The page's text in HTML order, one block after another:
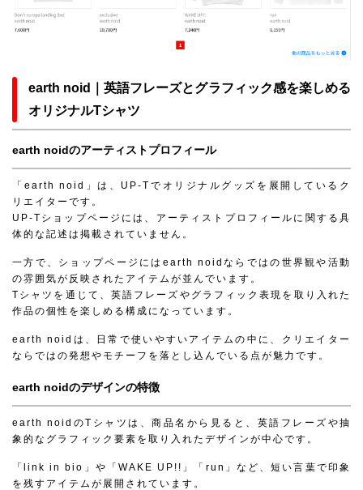
earth noid｜英語フレーズとグラフィック感を楽しめる
オリジナルTシャツ
earth noidのアーティストプロフィール
「earth noid」は、UP-Tでオリジナルグッズを展開しているク
リエイターです。
UP-Tショップページには、アーティストプロフィールに関する具
体的な記述は掲載されていません。
一方で、ショップページにはearth noidならではの世界観や活動
の雰囲気が反映されたアイテムが並んでいます。
Tシャツを通じて、英語フレーズやグラフィック表現を取り入れた
作品の個性を楽しめる構成になっています。
earth noidは、日常で使いやすいアイテムの中に、クリエイター
ならではの発想やモチーフを落とし込んでいる点が魅力です。
earth noidのデザインの特徴
earth noidのTシャツは、商品名から見ると、英語フレーズや抽
象的なグラフィック要素を取り入れたデザインが中心です。
「link in bio」や「WAKE UP!!」「run」など、短い言葉で印象
を残すアイテムが展開されています。